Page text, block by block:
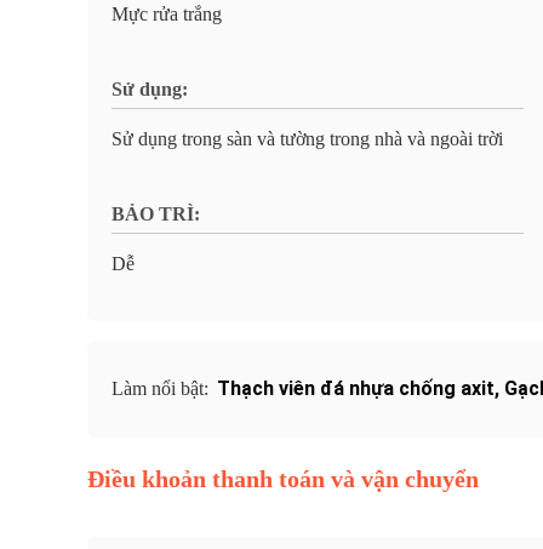
Mực rửa trắng
Sử dụng:
Sử dụng trong sàn và tường trong nhà và ngoài trời
BẢO TRÌ:
Dễ
Làm nổi bật: Thạch viên đá nhựa chống axit,
Điều khoản thanh toán và vận chuyển